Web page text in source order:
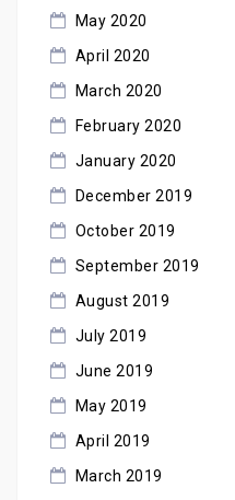
May 2020
April 2020
March 2020
February 2020
January 2020
December 2019
October 2019
September 2019
August 2019
July 2019
June 2019
May 2019
April 2019
March 2019